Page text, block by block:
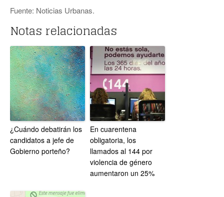
Fuente: Noticias Urbanas.
Notas relacionadas
¿Cuándo debatirán los
candidatos a jefe de
Gobierno porteño?
En cuarentena
obligatoria, los
llamados al 144 por
violencia de género
aumentaron un 25%